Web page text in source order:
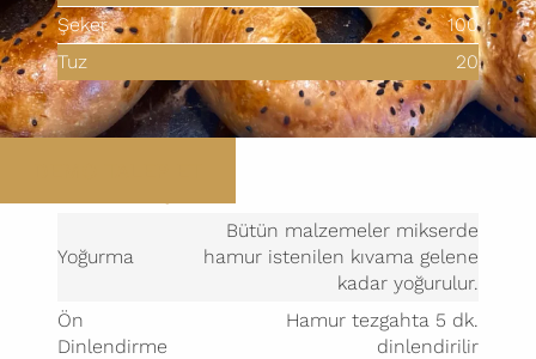
Şeker
100
Tuz
20
Yoğurma
Bütün malzemeler mikserde
hamur istenilen kıvama gelene
kadar yoğurulur.
Ön
Dinlendirme
Hamur tezgahta 5 dk.
dinlendirilir